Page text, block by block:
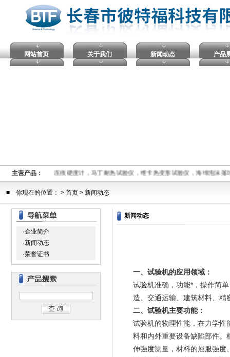
网站首页 关于我们 新闻动态 产品
主营产品：
穿试验仪，塑料球压痕硬度计，马丁耐热试验仪，维卡热变形试验仪，海绵泡沫
■ 你现在的位置： > 首页 > 新闻动态
·企业简介
·新闻动态
·荣誉证书
新闻动态
一、试验机的应用领域：
试验机准确，功能*，操作简
造、交通运输、建筑材料、精
二、试验机主要功能：
试验机的物理性能，在力学性
料和内外重要设备缺陷部件。
伸强度测量，材料的屈服强度